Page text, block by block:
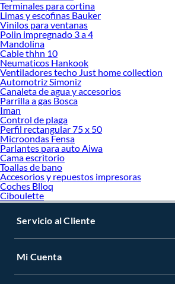
Terminales para cortina
Limas y escofinas Bauker
Vinilos para ventanas
Polin impregnado 3 a 4
Mandolina
Cable thhn 10
Neumaticos Hankook
Ventiladores techo Just home collection
Automotriz Simoniz
Canaleta de agua y accesorios
Parrilla a gas Bosca
Iman
Control de plaga
Perfil rectangular 75 x 50
Microondas Fensa
Parlantes para auto Aiwa
Cama escritorio
Toallas de bano
Accesorios y repuestos impresoras
Coches Blloq
Ciboulette
Servicio al Cliente
Mi Cuenta